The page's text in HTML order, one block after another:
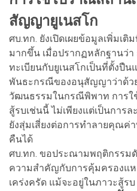
สัญญายูเนสโก
ศบ.ทก. ยังเปิดเผยข้อมูลเพิ่มเ
มากขึ้น เมื่อปรากฏหลักฐานว่
ทะเบียนกับยูเนสโกเป็นที่ตั้งปื
พันธะกรณีของอนุสัญญาว่าด้ว
วัฒนธรรมในกรณีพิพาท การใ
สู้รบเช่นนี้ ไม่เพียงแต่เป็นการ
ยังสุ่มเสี่ยงต่อการทำลายคุณค่
คืนได้
ศบ.ทก. ขอประณามพฤติกรรม
ความสำคัญกับการคุ้มครองแห
เคร่งครัด แม้จะอยู่ในภาวะสู้รบ